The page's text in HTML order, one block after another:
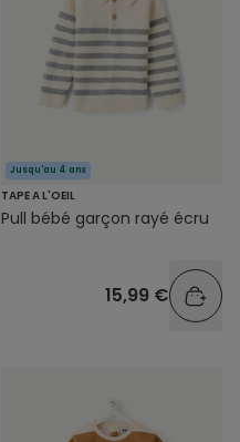
Jusqu'au 4 ans
TAPE A L'OEIL
Pull bébé garçon rayé écru
15,99 €